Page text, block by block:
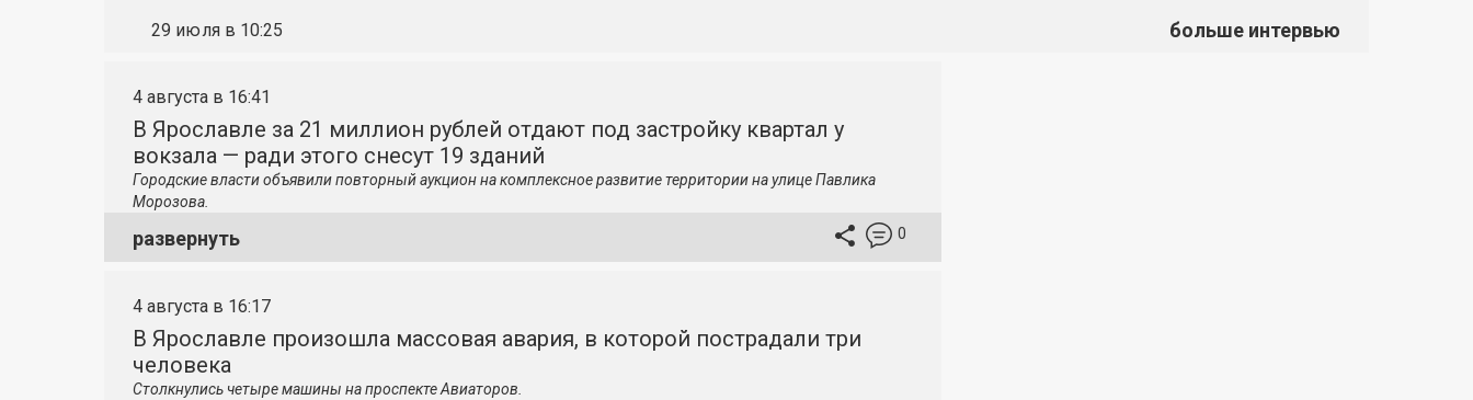
29 июля в 10:25 больше интервью
4 августа в 16:41
В Ярославле за 21 миллион рублей отдают под застройку квартал у
вокзала — ради этого снесут 19 зданий
Городские власти объявили повторный аукцион на комплексное развитие территории на улице Павлика
Морозова.
развернуть 0
4 августа в 16:17
В Ярославле произошла массовая авария, в которой пострадали три
человека
Столкнулись четыре машины на проспекте Авиаторов.